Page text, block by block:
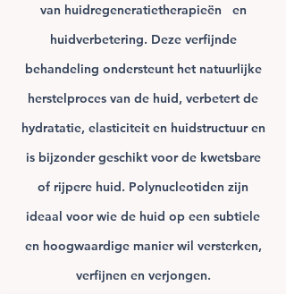
van huidregeneratietherapieën
en
huidverbetering. Deze verfijnde
behandeling ondersteunt het natuurlijke
herstelproces van de huid, verbetert de
hydratatie, elasticiteit en huidstructuur en
is bijzonder geschikt voor de kwetsbare
of rijpere huid. Polynucleotiden zijn
ideaal voor wie de huid op een subtiele
en hoogwaardige manier wil versterken,
verfijnen en verjongen.